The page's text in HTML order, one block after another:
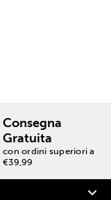
Consegna
Gratuita
con ordini superiori a
€39,99